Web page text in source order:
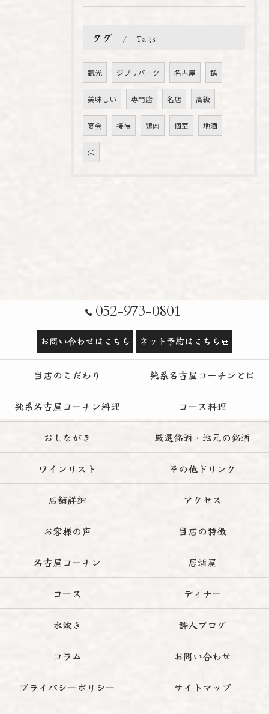
タグ Tags
観光 ジブリパーク 名古屋 鍋
美味しい 専門店 名店 高級
宴会 接待 鶏肉 個室 地酒
栄
052-973-0801
お問い合わせはこちら ネット予約はこちら
当店のこだわり 純系名古屋コーチンとは
純系名古屋コーチン料理 コース料理
おしながき 厳選銘酒・地元の銘酒
ワインリスト その他ドリンク
店舗詳細 アクセス
お客様の声 当店の特徴
名古屋コーチン 居酒屋
コース ディナー
水炊き 酔人ブログ
コラム お問い合わせ
プライバシーポリシー サイトマップ